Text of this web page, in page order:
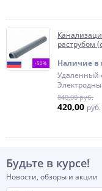
-50%
раструбом
Наличие в
Удаленный
840,00 руб.
420,00 руб.
Будьте в курсе!
Новости, обзоры и акции